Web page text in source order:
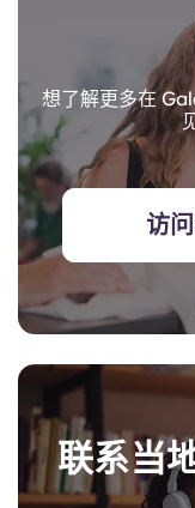
想了解更多在
访
联系当